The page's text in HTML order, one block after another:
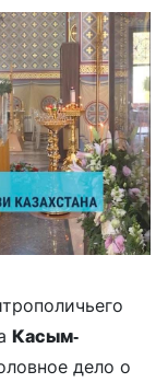
Касым-
дело о